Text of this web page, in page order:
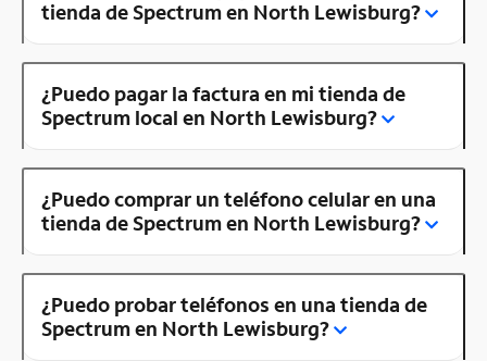
tienda de Spectrum en North Lewisburg?
¿Puedo pagar la factura en mi tienda de
Spectrum local en North Lewisburg?
¿Puedo comprar un teléfono celular en una
tienda de Spectrum en North Lewisburg?
¿Puedo probar teléfonos en una tienda de
Spectrum en North Lewisburg?